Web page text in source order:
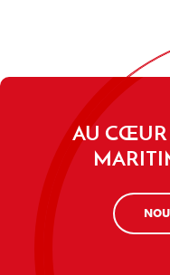
AU CŒUR